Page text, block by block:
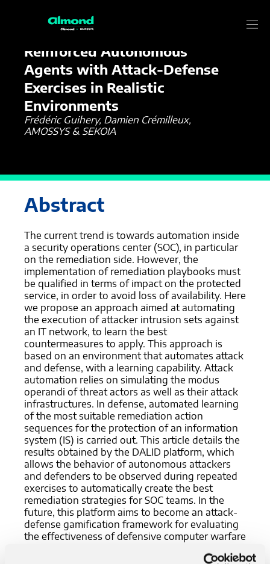
18/11/2021
Reinforced Autonomous
Agents with Attack-Defense
Exercises in Realistic
Environments
Frédéric Guihery, Damien Crémilleux,
AMOSSYS & SEKOIA
Abstract
The current trend is towards automation inside
a security operations center (SOC), in particular
on the remediation side. However, the
implementation of remediation playbooks must
be qualified in terms of impact on the protected
service, in order to avoid loss of availability. Here
we propose an approach aimed at automating
the execution of attacker intrusion sets against
an IT network, to learn the best
countermeasures to apply. This approach is
based on an environment that automates attack
and defense, with a learning capability. Attack
automation relies on simulating the modus
operandi of threat actors as well as their attack
infrastructures. In defense, automated learning
of the most suitable remediation action
sequences for the protection of an information
system (IS) is carried out. This article details the
results obtained by the DALID platform, which
allows the behavior of autonomous attackers
and defenders to be observed during repeated
exercises to automatically create the best
remediation strategies for SOC teams. In the
future, this platform aims to become an attack-
defense gamification framework for evaluating
the effectiveness of defensive computer warfare